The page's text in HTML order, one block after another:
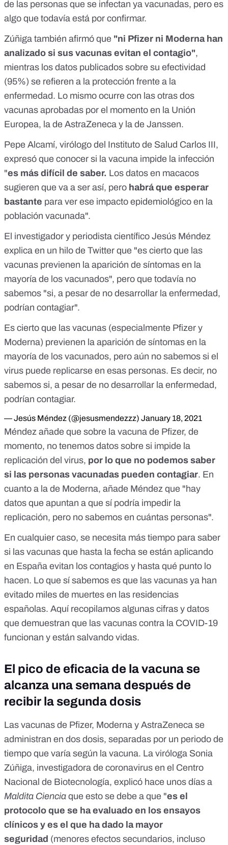
de las personas que se infectan ya vacunadas, pero es
algo que todavía está por confirmar.
Zúñiga también afirmó que "ni Pfizer ni Moderna han
analizado si sus vacunas evitan el contagio",
mientras los datos publicados sobre su efectividad
(95%) se refieren a la protección frente a la
enfermedad. Lo mismo ocurre con las otras dos
vacunas aprobadas por el momento en la Unión
Europea, la de AstraZeneca y la de Janssen.
Pepe Alcamí, virólogo del Instituto de Salud Carlos III,
expresó que conocer si la vacuna impide la infección
"es más difícil de saber. Los datos en macacos
sugieren que va a ser así, pero habrá que esperar
bastante para ver ese impacto epidemiológico en la
población vacunada".
El investigador y periodista científico Jesús Méndez
explica en un hilo de Twitter que "es cierto que las
vacunas previenen la aparición de síntomas en la
mayoría de los vacunados", pero que todavía no
sabemos "si, a pesar de no desarrollar la enfermedad,
podrían contagiar".
Es cierto que las vacunas (especialmente Pfizer y
Moderna) previenen la aparición de síntomas en la
mayoría de los vacunados, pero aún no sabemos si el
virus puede replicarse en esas personas. Es decir, no
sabemos si, a pesar de no desarrollar la enfermedad,
podrían contagiar.
— Jesús Méndez (@jesusmendezzz) January 18, 2021
Méndez añade que sobre la vacuna de Pfizer, de
momento, no tenemos datos sobre si impide la
replicación del virus, por lo que no podemos saber
si las personas vacunadas pueden contagiar. En
cuanto a la de Moderna, añade Méndez que "hay
datos que apuntan a que sí podría impedir la
replicación, pero no sabemos en cuántas personas".
En cualquier caso, se necesita más tiempo para saber
si las vacunas que hasta la fecha se están aplicando
en España evitan los contagios y hasta qué punto lo
hacen. Lo que sí sabemos es que las vacunas ya han
evitado miles de muertes en las residencias
españolas. Aquí recopilamos algunas cifras y datos
que demuestran que las vacunas contra la COVID-19
funcionan y están salvando vidas.
El pico de eficacia de la vacuna se
alcanza una semana después de
recibir la segunda dosis
Las vacunas de Pfizer, Moderna y AstraZeneca se
administran en dos dosis, separadas por un periodo de
tiempo que varía según la vacuna. La viróloga Sonia
Zúñiga, investigadora de coronavirus en el Centro
Nacional de Biotecnología, explicó hace unos días a
Maldita Ciencia que esto se debe a que "es el
protocolo que se ha evaluado en los ensayos
clínicos y es el que ha dado la mayor
seguridad (menores efectos secundarios, incluso